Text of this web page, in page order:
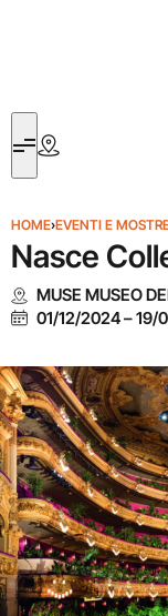
HOME›EVENTI E
Nasce
MUSE MUSEO
01/12/2024–19/